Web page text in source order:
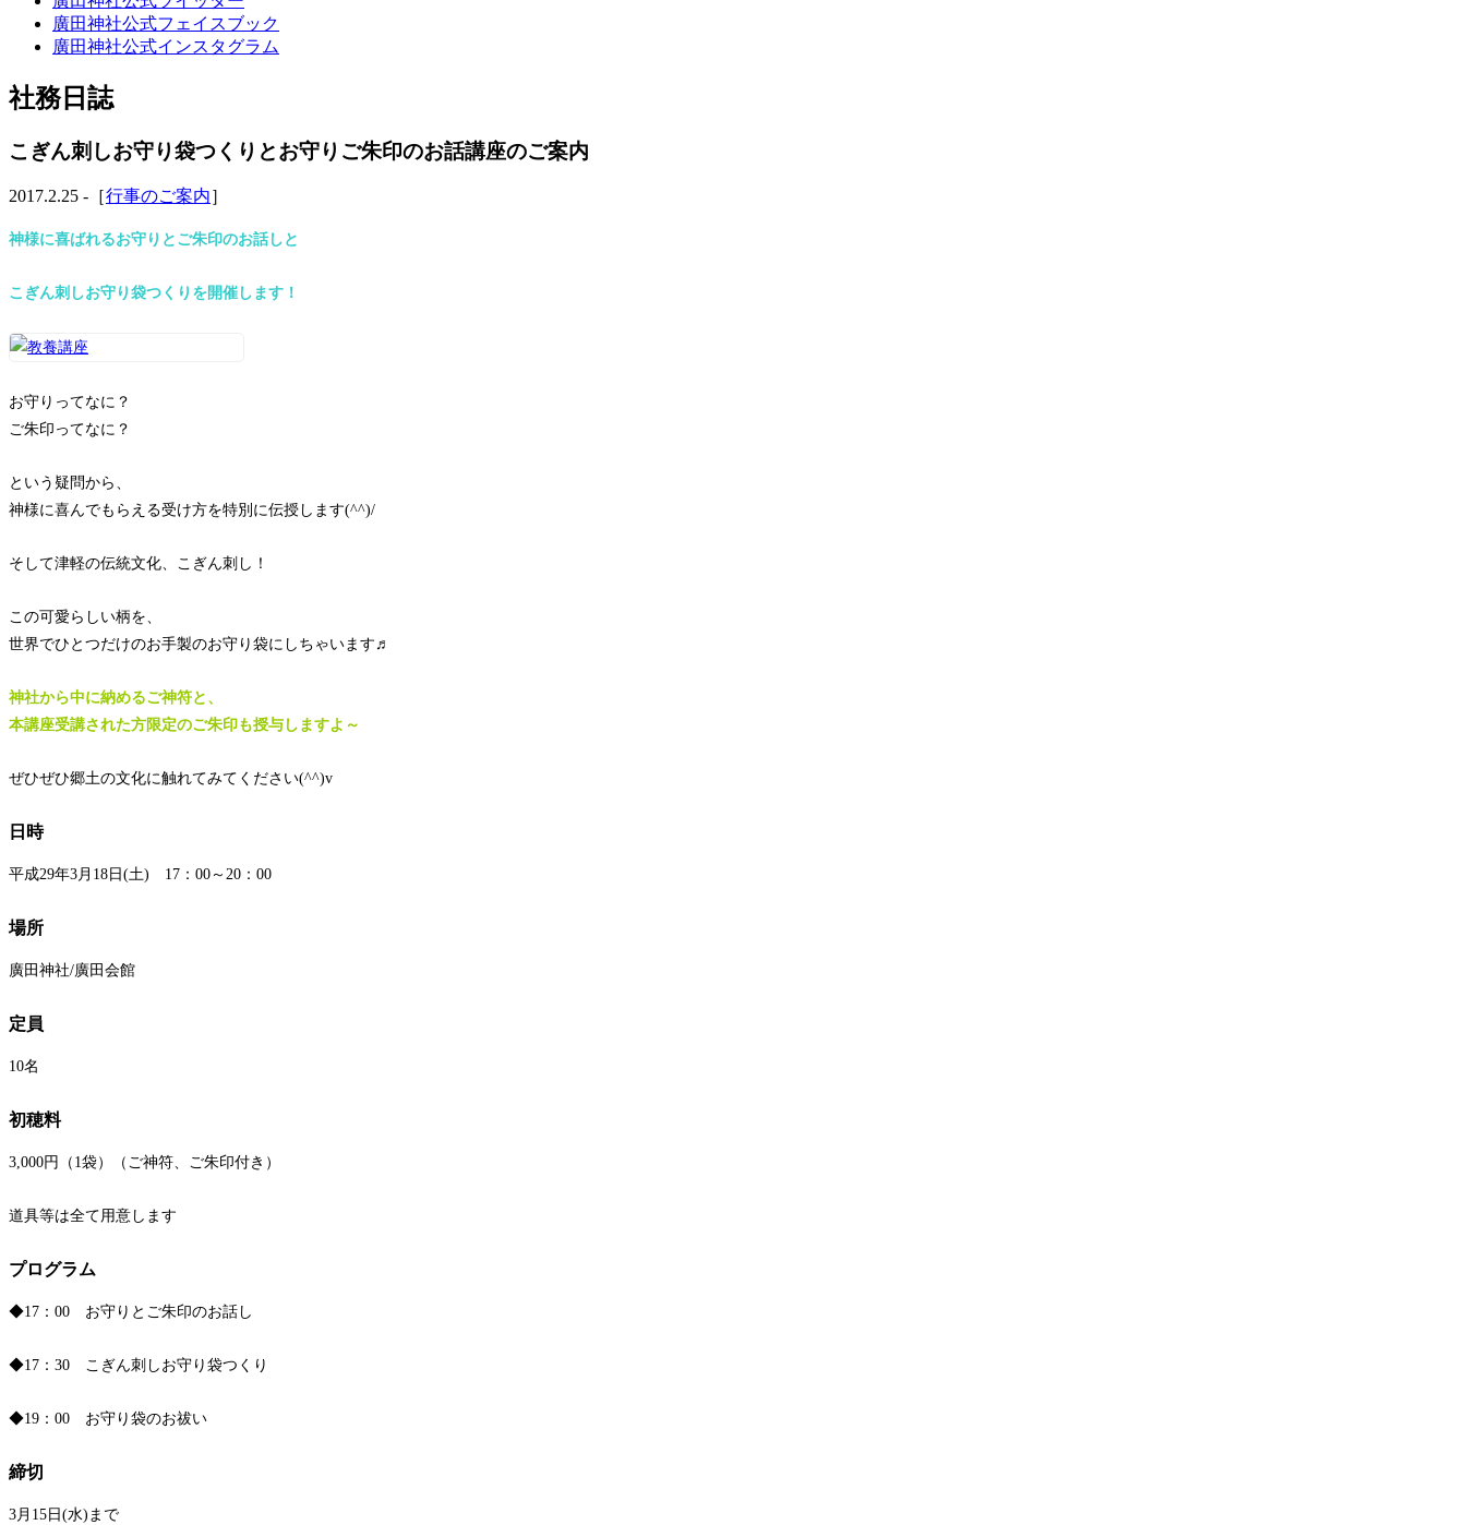
廣田神社公式フェイスブック
廣田神社公式インスタグラム
社務日誌
こぎん刺しお守り袋つくりとお守りご朱印のお話講座のご案内
2017.2.25 -［行事のご案内］
神様に喜ばれるお守りとご朱印のお話しと
こぎん刺しお守り袋つくりを開催します！
お守りってなに？
ご朱印ってなに？
という疑問から、
神様に喜んでもらえる受け方を特別に伝授します(^^)/
そして津軽の伝統文化、こぎん刺し！
この可愛らしい柄を、
世界でひとつだけのお手製のお守り袋にしちゃいます♬
神社から中に納めるご神符と、
本講座受講された方限定のご朱印も授与しますよ～
ぜひぜひ郷土の文化に触れてみてください(^^)v
日時
平成29年3月18 日(土) 17：00～20：00
場所
廣田神社/廣田会館
定員
10名
初穂料
3,000円（1袋）（ご神符、ご朱印付き）
道具等は全て用意します
プログラム
◆17：00 お守りとご朱印のお話し
◆17：30 こぎん刺しお守り袋つくり
◆19：00 お守り袋のお祓い
締切
3月15日(水)まで